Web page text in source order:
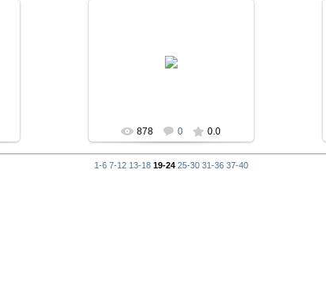
878 0 0.0
1-6 7-12 13-18 19-24 25-30 31-36 37-40